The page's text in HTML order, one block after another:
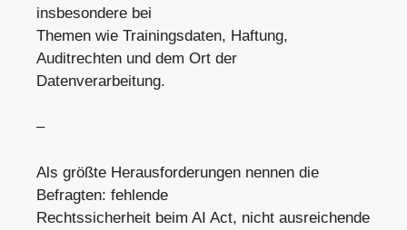
insbesondere bei
Themen wie Trainingsdaten, Haftung,
Auditrechten und dem Ort der
Datenverarbeitung.
–
Als größte Herausforderungen nennen die
Befragten: fehlende
Rechtssicherheit beim AI Act, nicht ausreichende